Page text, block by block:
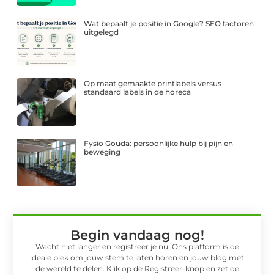
Wat bepaalt je positie in Google? SEO factoren
uitgelegd
Op maat gemaakte printlabels versus
standaard labels in de horeca
Fysio Gouda: persoonlijke hulp bij pijn en
beweging
Begin vandaag nog!
Wacht niet langer en registreer je nu. Ons platform is de
ideale plek om jouw stem te laten horen en jouw blog met
de wereld te delen. Klik op de Registreer-knop en zet de